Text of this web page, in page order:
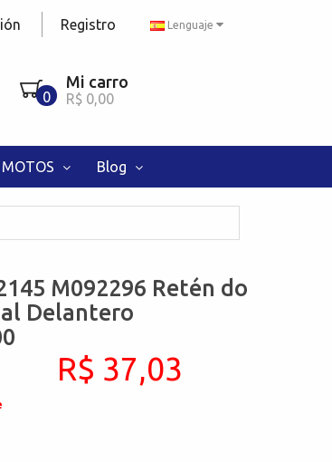
Lenguaje
Registro
0
Mi carro
R$ 0,00
MOTOS Blog
M092296 Retén do
Delantero
R$ 37,03